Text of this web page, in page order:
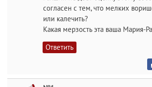
согласен с тем, что мелких
или калечить?
Какая мерзость эта ваша Мария-
Ответить